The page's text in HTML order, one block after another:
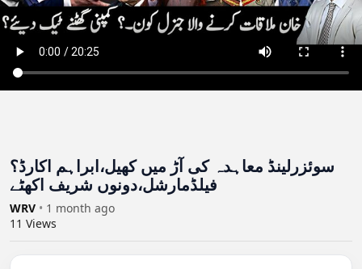
سوئزرلینڈ معاہدہ کی آڑ میں کھیل،ابراہم اکارڈ؟
فیلڈمارشل،دونوں شریف اکھٹے
WRV • 1 month ago
11 Views